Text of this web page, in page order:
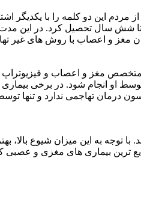
این دو کلمه را با یکدیگر
شش سال تحصیل کرد. در این
و اعصاب با روش های غیر
مغز و اعصاب و فیزیوتراپ در
او انجام شود. در برخی
توجه به این میزان شیوع بالا،